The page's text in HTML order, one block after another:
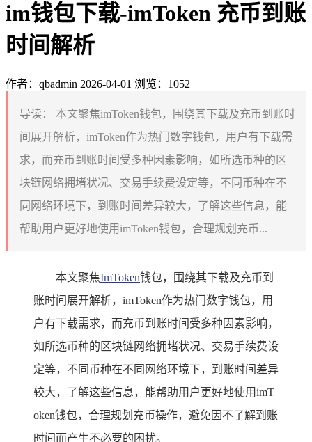
im钱包下载-imToken 充币到账
时间解析
作者：qbadmin 2026-04-01 浏览：1052
导读：
本文聚焦imToken钱包，围绕其下载及充币到账时
间展开解析，imToken作为热门数字钱包，用户有下载需
求，而充币到账时间受多种因素影响，如所选币种的区
块链网络拥堵状况、交易手续费设定等，不同币种在不
同网络环境下，到账时间差异较大，了解这些信息，能
帮助用户更好地使用imToken钱包，合理规划充币...
本文聚焦ImToken钱包，围绕其下载及充币到
账时间展开解析，imToken作为热门数字钱包，用
户有下载需求，而充币到账时间受多种因素影响，
如所选币种的区块链网络拥堵状况、交易手续费设
定等，不同币种在不同网络环境下，到账时间差异
较大，了解这些信息，能帮助用户更好地使用imT
oken钱包，合理规划充币操作，避免因不了解到账
时间而产生不必要的困扰。